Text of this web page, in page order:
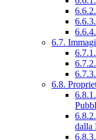
6.7.
6.8.
dalla